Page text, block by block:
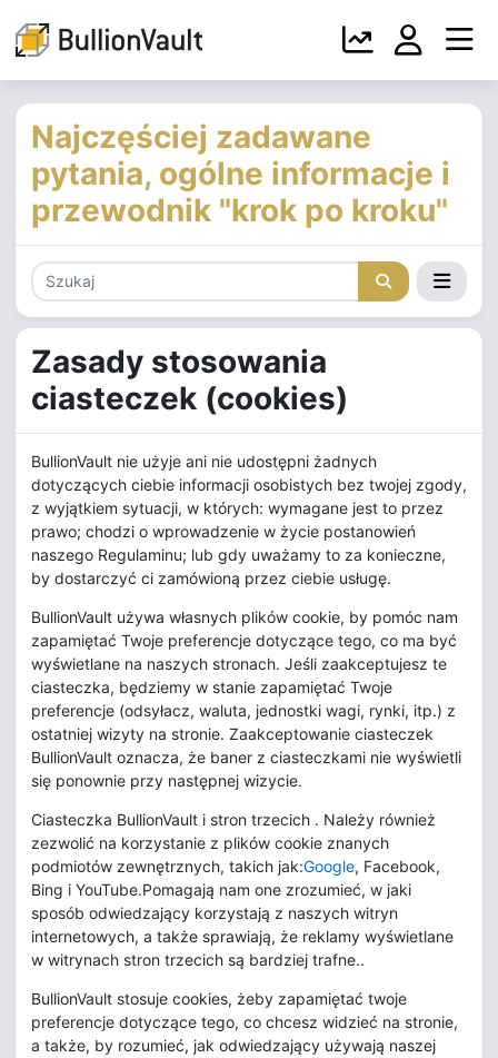
Najczęściej zadawane
pytania, ogólne informacje i
przewodnik "krok po kroku"
Zasady stosowania
ciasteczek (cookies)
BullionVault nie użyje ani nie udostępni żadnych
dotyczących ciebie informacji osobistych bez twojej zgody,
z wyjątkiem sytuacji, w których: wymagane jest to przez
prawo; chodzi o wprowadzenie w życie postanowień
naszego Regulaminu; lub gdy uważamy to za konieczne,
by dostarczyć ci zamówioną przez ciebie usługę.
BullionVault używa własnych plików cookie, by pomóc nam
zapamiętać Twoje preferencje dotyczące tego, co ma być
wyświetlane na naszych stronach. Jeśli zaakceptujesz te
ciasteczka, będziemy w stanie zapamiętać Twoje
preferencje (odsyłacz, waluta, jednostki wagi, rynki, itp.) z
ostatniej wizyty na stronie. Zaakceptowanie ciasteczek
BullionVault oznacza, że baner z ciasteczkami nie wyświetli
się ponownie przy następnej wizycie.
Ciasteczka BullionVault i stron trzecich . Należy również
zezwolić na korzystanie z plików cookie znanych
podmiotów zewnętrznych, takich jak:Google, Facebook,
Bing i YouTube.Pomagają nam one zrozumieć, w jaki
sposób odwiedzający korzystają z naszych witryn
internetowych, a także sprawiają, że reklamy wyświetlane
w witrynach stron trzecich są bardziej trafne..
BullionVault stosuje cookies, żeby zapamiętać twoje
preferencje dotyczące tego, co chcesz widzieć na stronie,
a także, by rozumieć, jak odwiedzający używają naszej